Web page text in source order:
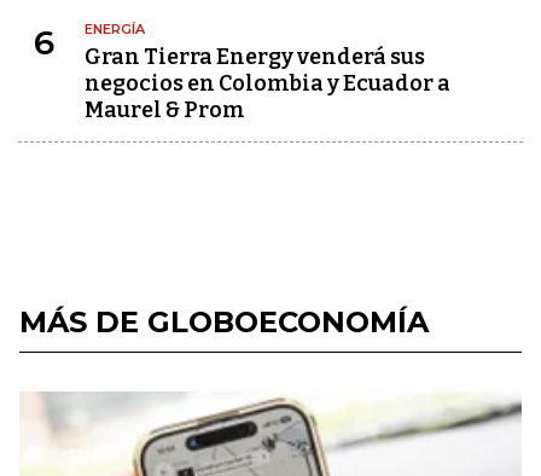
6 ENERGÍA
Gran Tierra Energy venderá sus
negocios en Colombia y Ecuador a
Maurel & Prom
MÁS DE GLOBOECONOMÍA